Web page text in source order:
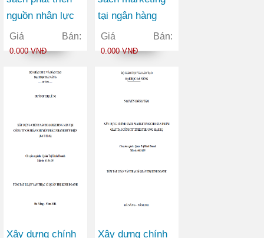
nguồn nhân lực
tại trường cao
đẳng giao thông
giai đoạn 2010-
Giá Bán:
0.000 VNĐ
tại ngân hàng
thương mại cổ
phần Việt Nam
nhánh Đà Nẵng
Giá Bán:
0.000 VNĐ
Xây dựng chính
Xây dựng chính